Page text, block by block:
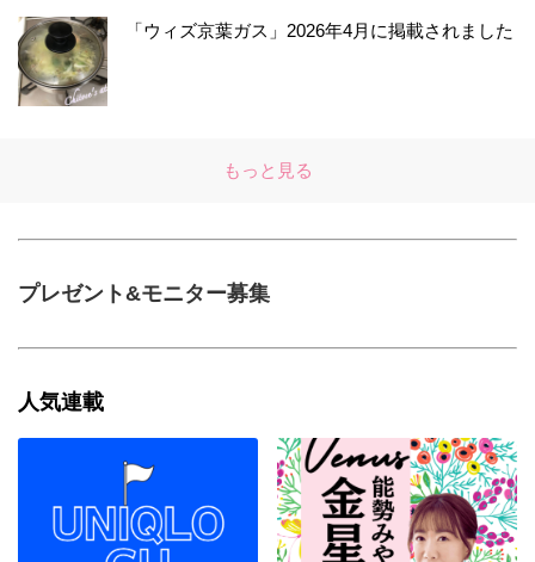
「ウィズ京葉ガス」2026年4月に掲載されました
もっと見る
プレゼント&モニター募集
人気連載